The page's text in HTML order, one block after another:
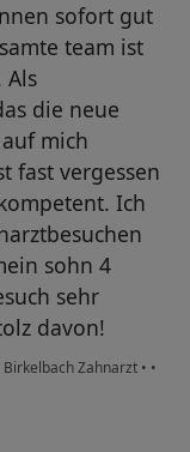
sofort gut
team ist
Als
die neue
mich
fast vergessen
Ich
sohn 4
sehr
davon!
Birkelbach Zahnarzt • •